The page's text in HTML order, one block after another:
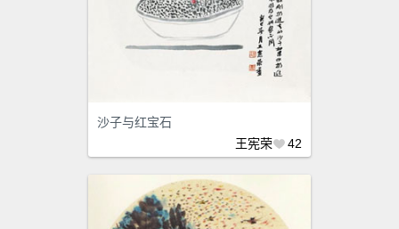
沙子与红宝石
王宪荣
42